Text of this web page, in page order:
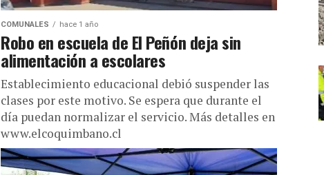
COMUNALES hace 1 año
Robo en escuela de El Peñón deja sin
alimentación a escolares
Establecimiento educacional debió suspender las
clases por este motivo. Se espera que durante el
día puedan normalizar el servicio. Más detalles en
www.elcoquimbano.cl